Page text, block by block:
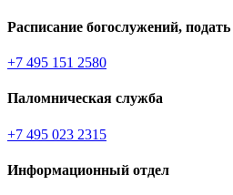
Расписание богослужений,
+7 495 151 2580
Паломническая служба
+7 495 023 2315
Информационный отдел